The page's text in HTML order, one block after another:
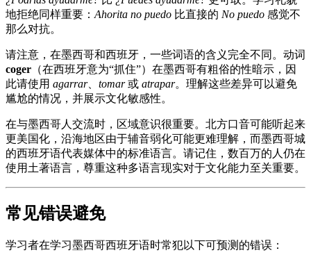
地拒绝同样重要： Ahorita no puedo 比直接的 No puedo 感觉不
那么对抗。
请注意，在墨西哥和西班牙，一些词语的含义完全不同。动词
coger （在西班牙意为“抓住”）在墨西哥有粗俗的性暗示，因
此请使用 agarrar、 tomar或 atrapar。理解这些差异可以避免
尴尬的情况，并展示文化敏感性。
在与墨西哥人交流时，区域意识很重要。北方口音可能听起来
更美国化，沿海地区由于辅音弱化可能更难理解，而墨西哥城
的西班牙语代表媒体中的标准语言。请记住，数百万的人仍在
使用土著语言，尊重这种多语言现实对于文化能力至关重要。
常见错误避免
学习者在学习墨西哥西班牙语时常犯以下可预测的错误：